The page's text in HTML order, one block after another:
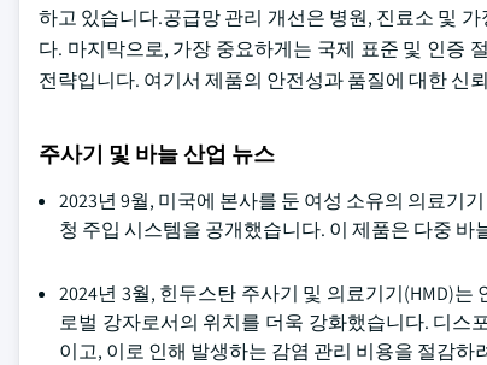
하고 있습니다.공급망 관리 개선은 병원, 진료소 및
다. 마지막으로, 가장 중요하게는 국제 표준 및 인증
전략입니다. 여기서 제품의 안전성과 품질에 대한 신
주사기 및 바늘 산업 뉴스
2023년 9월, 미국에 본사를 둔 여성 소유의 의료기
청 주입 시스템을 공개했습니다. 이 제품은 다중
2024년 3월, 힌두스탄 주사기 및 의료기기(HMD)
로벌 강자로서의 위치를 더욱 강화했습니다. 디스
이고, 이로 인해 발생하는 감염 관리 비용을 절감하